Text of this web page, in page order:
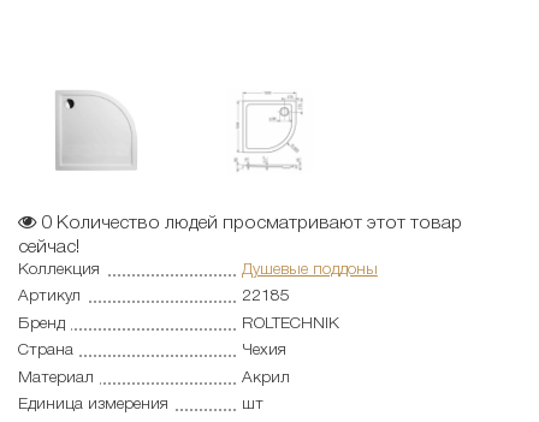
0 Количество людей просматривают этот товар
сейчас!
Коллекция
Душевые поддоны
Артикул
22185
Бренд
ROLTECHNIK
Страна
Чехия
Материал
Акрил
Единица измерения
шт